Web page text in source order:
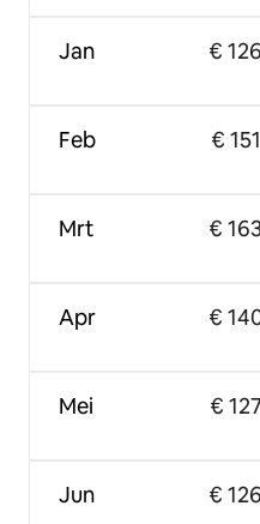
Jan
Feb
Mrt
Apr
Mei
Jun
€ 126
€ 151
€
€
€ 127
€ 126